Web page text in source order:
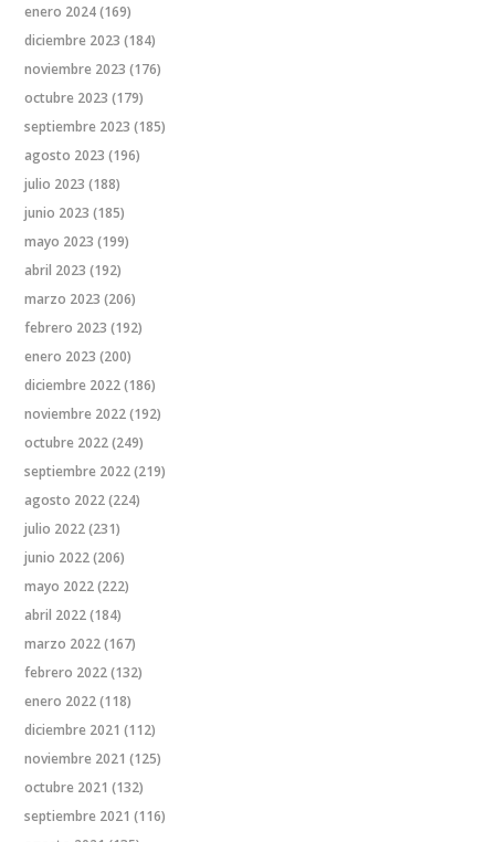
enero 2024(169)
diciembre 2023 (184)
noviembre 2023 (176)
octubre 2023 (179)
septiembre 2023 (185)
agosto 2023 (196)
julio 2023 (188)
junio 2023 (185)
mayo 2023 (199)
abril 2023 (192)
marzo 2023 (206)
febrero 2023 (192)
enero 2023 (200)
diciembre 2022(186)
noviembre 2022(192)
octubre 2022(249)
septiembre 2022(219)
agosto 2022(224)
julio 2022(231)
junio 2022(206)
mayo 2022(222)
abril 2022(184)
marzo 2022(167)
febrero 2022(132)
enero 2022(118)
diciembre 2021 (112)
noviembre 2021 (125)
octubre 2021 (132)
septiembre 2021 (116)